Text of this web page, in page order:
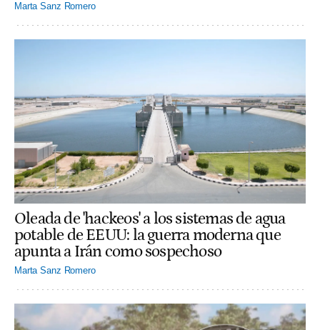
Marta Sanz Romero
Oleada de 'hackeos' a los sistemas de agua
potable de EEUU: la guerra moderna que
apunta a Irán como sospechoso
Marta Sanz Romero